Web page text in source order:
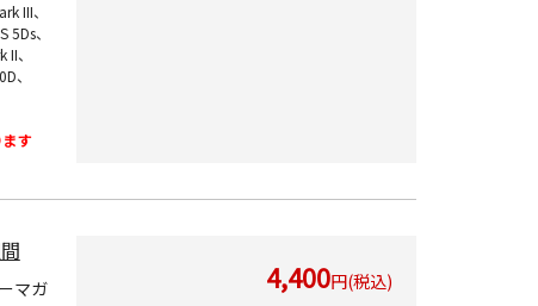
III、
、
、
、
す
マガ
4,400円(税込)